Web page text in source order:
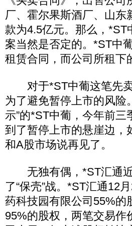
厂、霍尔果斯酒厂、山东
款为4.5亿元。那么，
案当然是否定的。*ST中
租赁合同，而公司所租下
对于*ST中葡这笔先卖
为了避免暂停上市的风险
示”的*ST中葡，今年前
到了暂停上市的悬崖边，
和A股市场说再见了。
无独有偶，*ST汇通近
了“保壳”战。*ST汇通12
药科技园有限公司55%的
95%的股权，两笔交易作